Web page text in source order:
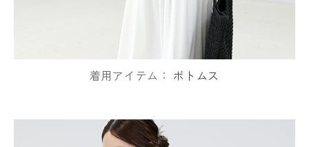
着用アイテム： ボトムス